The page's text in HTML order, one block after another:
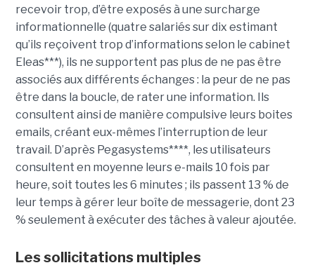
recevoir trop, d’être exposés à une surcharge
informationnelle (quatre salariés sur dix estimant
qu’ils reçoivent trop d’informations selon le cabinet
Eleas***), ils ne supportent pas plus de ne pas être
associés aux différents échanges : la peur de ne pas
être dans la boucle, de rater une information. Ils
consultent ainsi de manière compulsive leurs boites
emails, créant eux-mêmes l’interruption de leur
travail. D’après Pegasystems****, les utilisateurs
consultent en moyenne leurs e-mails 10 fois par
heure, soit toutes les 6 minutes ; ils passent 13 % de
leur temps à gérer leur boîte de messagerie, dont 23
% seulement à exécuter des tâches à valeur ajoutée.
Les sollicitations multiples